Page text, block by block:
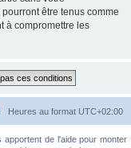
être tenus comme
à compromettre les
Heures au format UTC+02:00
de l'aide pour monter